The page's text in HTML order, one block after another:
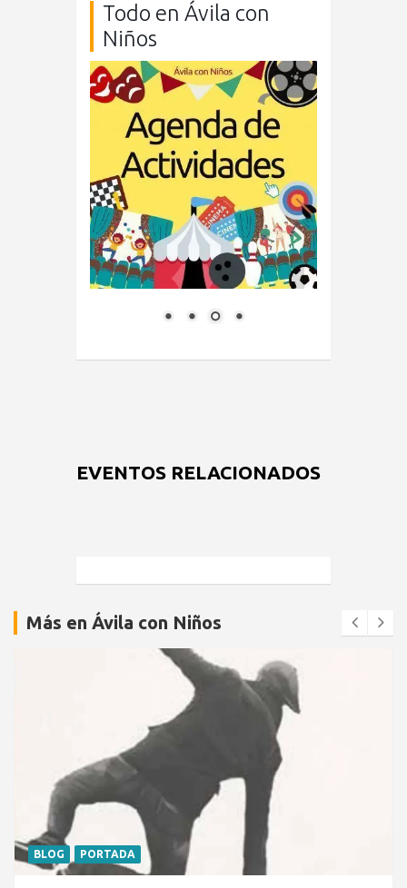
Todo en Ávila con
Niños
EVENTOS RELACIONADOS
Más en Ávila con Niños
BLOG PORTADA